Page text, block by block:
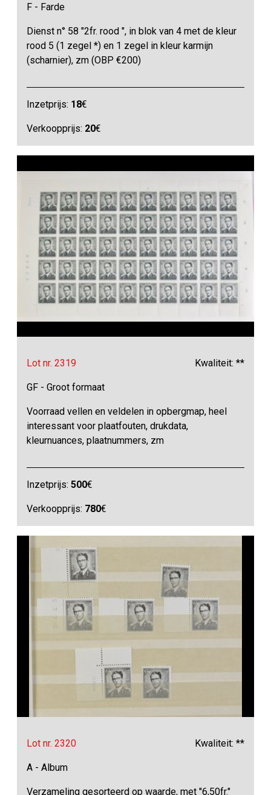
F - Farde
Dienst n° 58 "2fr. rood ", in blok van 4 met de kleur
rood 5 (1 zegel *) en 1 zegel in kleur karmijn
(scharnier), zm (OBP €200)
Inzetprijs: 18€
Verkoopprijs: 20€
Lot nr. 2319 Kwaliteit: **
GF - Groot formaat
Voorraad vellen en veldelen in opbergmap, heel
interessant voor plaatfouten, drukdata,
kleurnuances, plaatnummers, zm
Inzetprijs:500€
Verkoopprijs: 780€
Lot nr. 2320 Kwaliteit: **
A - Album
Verzameling gesorteerd op waarde, met "6,50fr."